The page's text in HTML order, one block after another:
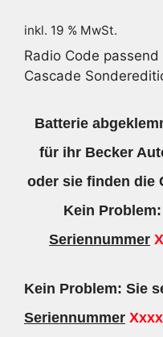
inkl. 19 % MwSt.
Radio Code
Cascade
Batterie
für ihr Becker
oder sie finden die
Kein
Seriennummer
Kein Problem: Sie
Seriennummer